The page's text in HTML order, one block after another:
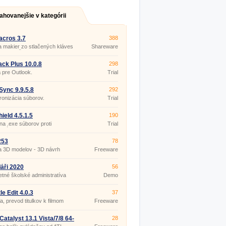
v kategórii
3.7
makier zo stlačených kláves
myši.
388
Shareware
Plus 10.0.8
pre Outlook.
298
Trial
9.9.5.8
súborov.
292
Trial
4.5.1.5
.exe súborov proti
190
Trial
3D modelov - 3D návrh
78
Freeware
2020
školské administratíva
56
Demo
Edit 4.0.3
prevod titulkov k filmom
37
Freeware
13.1 Vista/7/8 64-
28